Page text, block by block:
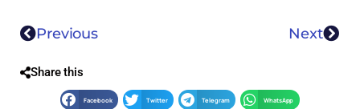
Previous Next
Share this
Facebook Twitter Telegram WhatsApp